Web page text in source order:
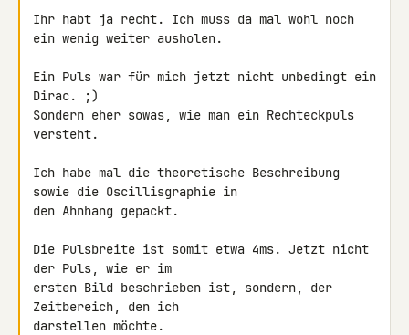
Ihr habt ja recht. Ich muss da mal wohl noch
ein wenig weiter ausholen.
Ein Puls war für mich jetzt nicht unbedingt ein
Dirac. ;)
Sondern eher sowas, wie man ein Rechteckpuls
versteht.
Ich habe mal die theoretische Beschreibung
sowie die Oscillisgraphie in
den Ahnhang gepackt.
Die Pulsbreite ist somit etwa 4ms. Jetzt nicht
der Puls, wie er im
ersten Bild beschrieben ist, sondern, der
Zeitbereich, den ich
darstellen möchte.